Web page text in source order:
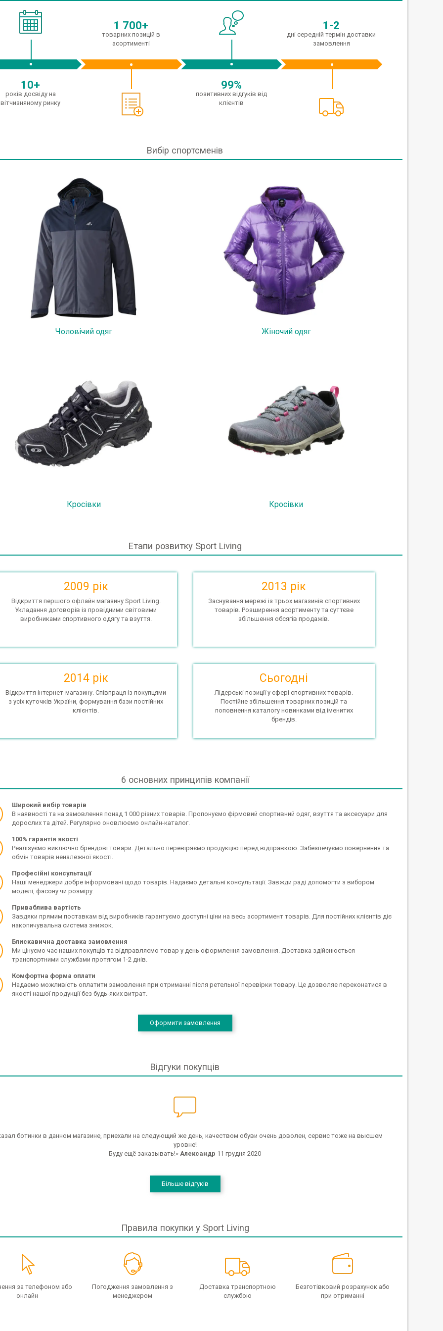
10+
років досвіду на
вітчизняному ринку
1 700+
товарних позицій в
асортименті
99%
позитивних відгуків від
клієнтів
1-2
дні середній термін доставки
замовлення
Вибір спортсменів
Чоловічий одяг
Куртки, легінси, жилети, шорти, спідниці,
костюми та інший жіночий одяг у
спортивному стилі. Понад 250 різних
Жіночий одяг
Кросівки
Стильні моделі жіночих кросівок
виробництва Puma, Adidas, Reebok, Nike.
Повсякденні кеди, а також взуття для бігу
Кросівки
Етапи розвитку Sport Living
2009 рік
Відкриття першого офлайн магазину Sport Living.
Укладання договорів із провідними світовими
виробниками спортивного одягу та взуття.
2013 рік
Заснування мережі із трьох магазинів спортивних
товарів. Розширення асортименту та суттєве
збільшення обсягів продажів.
2014 рік
Відкриття інтернет-магазину. Співпраця із покупцями
з усіх куточків України, формування бази постійних
клієнтів.
Сьогодні
Лідерські позиції у сфері спортивних товарів.
Постійне збільшення товарних позицій та
поповнення каталогу новинками від іменитих
брендів.
6 основних принципів компанії
Широкий вибір товарів
В наявності та на замовлення понад 1 000 різних товарів. Пропонуємо фірмовий спортивний одяг, взуття та аксесуари для
дорослих та дітей. Регулярно оновлюємо онлайн-каталог.
100% гарантія якості
Реалізуємо виключно брендові товари. Детально перевіряємо продукцію перед відправкою. Забезпечуємо повернення та
обмін товарів неналежної якості.
Професійні консультації
Наші менеджери добре інформовані щодо товарів. Надаємо детальні консультації. Завжди раді допомогти з вибором
моделі, фасону чи розміру.
Приваблива вартість
Завдяки прямим поставкам від виробників гарантуємо доступні ціни на весь асортимент товарів. Для постійних клієнтів діє
накопичувальна система знижок.
Блискавична доставка замовлення
Ми цінуємо час наших покупців та відправляємо товар у день оформлення замовлення. Доставка здійснюється
транспортними службами протягом 1-2 днів.
Комфортна форма оплати
Надаємо можливість оплатити замовлення при отриманні після ретельної перевірки товару. Це дозволяє переконатися в
якості нашої продукції без будь-яких витрат.
Оформити замовлення
Відгуки покупців
ботинки в данном магазине, приехали на следующий же день, качеством обуви очень доволен, сервис тоже на высшем
уровне!
Буду ещё заказывать!» Александр 11 грудня 2020
Більше відгуків
Правила покупки у Sport Living
за телефоном або
онлайн
Погодження замовлення з
менеджером
Доставка транспортною
службою
Безготівковий розрахунок або
при отриманні